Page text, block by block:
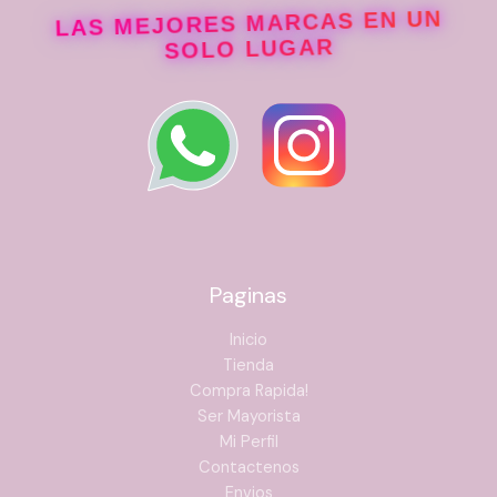
LAS MEJORES MARCAS EN UN
SOLO LUGAR
Paginas
Inicio
Tienda
Compra Rapida!
Ser Mayorista
Mi Perfil
Contactenos